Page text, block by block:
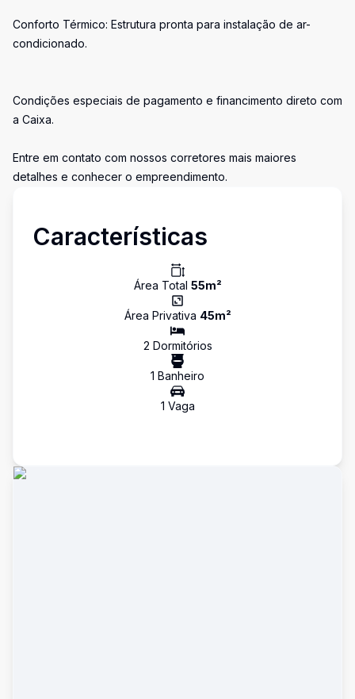
Conforto Térmico: Estrutura pronta para instalação de ar-
condicionado.
Condições especiais de pagamento e financimento direto com
a Caixa.
Entre em contato com nossos corretores mais maiores
detalhes e conhecer o empreendimento.
Características
Área Total 55m²
Área Privativa 45m²
2 Dormitórios
1 Banheiro
1 Vaga